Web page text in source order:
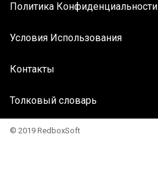
Политика Конфиденциальности
Условия Использования
Контакты
Толковый словарь
© 2019 RedboxSoft